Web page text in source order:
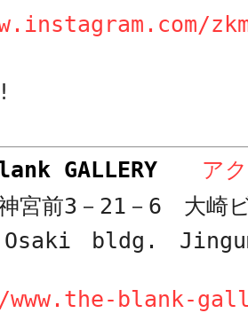
GALLERY
ア
宮前3 － 21 － 6 大崎
bldg.
blank-